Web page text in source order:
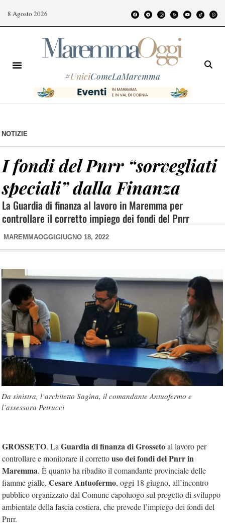
8 Agosto 2026
#UniciComeLaMaremma
NOTIZIE
I fondi del Pnrr “sorvegliati
speciali” dalla Finanza
La Guardia di finanza al lavoro in Maremma per
controllare il corretto impiego dei fondi del Pnrr
MAREMMAOGGI GIUGNO 18, 2022
Da sinistra, l’architetto Sagina, il comandante Antuofermo e
l’assessora Petrucci
GROSSETO. La Guardia di finanza di Grossetoal lavoro per
controllare e monitorare il correttouso dei fondi del Pnrr in
Maremma. È quanto ha ribadito il comandante provinciale delle
fiamme gialle, Cesare Antuofermo, oggi 18 giugno, all’incontro
pubblico organizzato dal Comune capoluogo sul progetto di sviluppo
ambientale della fascia costiera, che prevede l’impiego dei fondi del
Pnrr.